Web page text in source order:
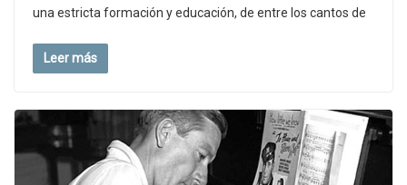
una estricta formación y educación, de entre los cantos de
Leer más